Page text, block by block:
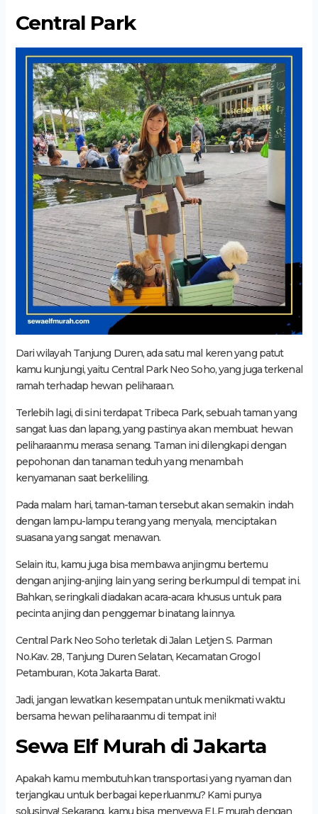
Central Park
Dari wilayah Tanjung Duren, ada satu mal keren yang patut
kamu kunjungi, yaitu Central Park Neo Soho, yang juga terkenal
ramah terhadap hewan peliharaan.
Terlebih lagi, di sini terdapat Tribeca Park, sebuah taman yang
sangat luas dan lapang, yang pastinya akan membuat hewan
peliharaanmu merasa senang. Taman ini dilengkapi dengan
pepohonan dan tanaman teduh yang menambah
kenyamanan saat berkeliling.
Pada malam hari, taman-taman tersebut akan semakin indah
dengan lampu-lampu terang yang menyala, menciptakan
suasana yang sangat menawan.
Selain itu, kamu juga bisa membawa anjingmu bertemu
dengan anjing-anjing lain yang sering berkumpul di tempat ini.
Bahkan, seringkali diadakan acara-acara khusus untuk para
pecinta anjing dan penggemar binatang lainnya.
Central Park Neo Soho terletak di Jalan Letjen S. Parman
No.Kav. 28, Tanjung Duren Selatan, Kecamatan Grogol
Petamburan, Kota Jakarta Barat.
Jadi, jangan lewatkan kesempatan untuk menikmati waktu
bersama hewan peliharaanmu di tempat ini!
Sewa Elf Murah di Jakarta
Apakah kamu membutuhkan transportasi yang nyaman dan
terjangkau untuk berbagai keperluanmu? Kami punya
solusinya! Sekarang, kamu bisa menyewa ELF murah dengan